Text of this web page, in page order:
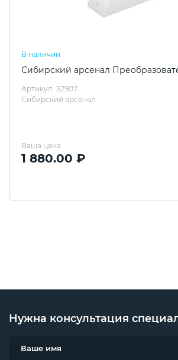
В наличии
Сибирский арсенал
Артикул: 32907
Сибирский арсенал
Ваша цена
1 880.00 ₽
Нужна консультация